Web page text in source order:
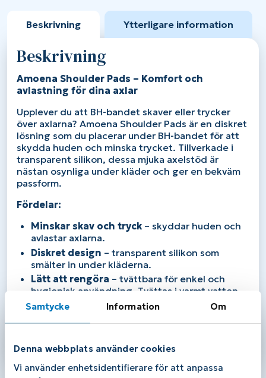
Samtycke Information Om
Denna webbplats använder cookies
Vi använder enhetsidentifierare för att anpassa
Beskrivning Ytterligare information
Beskrivning
Amoena Shoulder Pads – Komfort och
avlastning för dina axlar
Upplever du att BH-bandet skaver eller trycker
över axlarna? Amoena Shoulder Pads är en diskret
lösning som du placerar under BH-bandet för att
skydda huden och minska trycket. Tillverkade i
transparent silikon, dessa mjuka axelstöd är
nästan osynliga under kläder och ger en bekväm
passform.
Fördelar:
Minskar skav och tryck – skyddar huden och
avlastar axlarna.
Diskret design – transparent silikon som
smälter in under kläderna.
Lätt att rengöra – tvättbara för enkel och
hygienisk användning. Tvättas i varmt vatten
med tvål och lufttorkas.
Amoena Shoulder Pads ger dig en mer behaglig
skav och tryck från BH-bandet.